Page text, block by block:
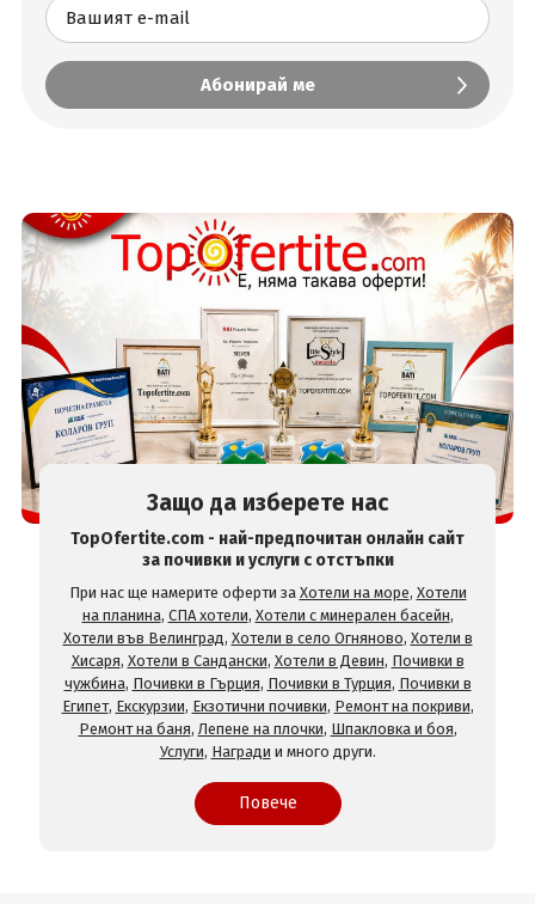
Защо да изберете нас
TopOfertite.com - най-предпочитан онлайн сайт
за почивки и услуги с отстъпки
При нас ще намерите оферти за Хотели на море, Хотели
на планина, СПА хотели, Хотели с минерален басейн,
Хотели във Велинград, Хотели в село Огняново, Хотели в
Хисаря, Хотели в Сандански, Хотели в Девин, Почивки в
чужбина, Почивки в Гърция, Почивки в Турция, Почивки в
Египет, Екскурзии, Екзотични почивки, Ремонт на покриви,
Ремонт на баня, Лепене на плочки, Шпакловка и боя,
Услуги, Награди и много други.
Повече